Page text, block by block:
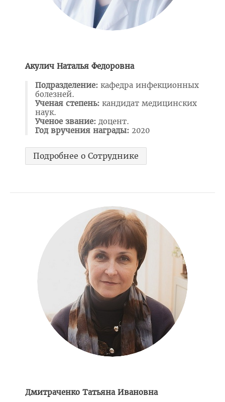
Стратегия: Молодежь Беларуси - 20.30
Военно-патриотический Клуб «Служу Отечеству»
Каталог учебных дисциплин
Награды сотрудников ВГМУ
Заслуженный деятель науки БССР
Заслуженный врач РБ
Почётная грамота Национального собрания РБ
Почётная грамота Совета Министров РБ
Благодарность Президента РБ
Почётная грамота Администрации Президента РБ
Заслуженный работник образования РБ
Благодарность Председателя Палаты представителей
Национального собрания РБ
Благодарность Администрации Президента РБ
Благодарность Премьер-министра РБ
Факультет довузовской подготовки
Акулич Наталья Федоровна
Подразделение: кафедра инфекционных
болезней.
Ученая степень: кандидат медицинских
наук.
Ученое звание: доцент.
Год вручения награды: 2020
Подробнее о Сотруднике
Дмитраченко Татьяна Ивановна